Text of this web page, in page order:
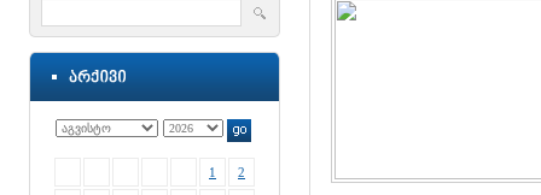
1 2